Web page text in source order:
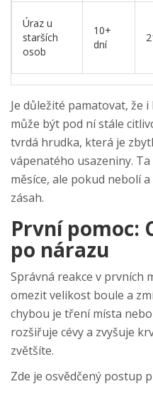
Úraz u
starších
osob
10+
dní
Je důležité pamatovat, že
může být pod ní stále
tvrdá hrudka, která je
vápenatého usazeniny.
měsíce, ale pokud nebolí
zásah.
První pomoc:
po nárazu
Správná reakce v prvních
omezit velikost boule a
chybou je tření místa
rozšiřuje cévy a zvyšuje
zvětšíte.
Zde je osvědčený postup